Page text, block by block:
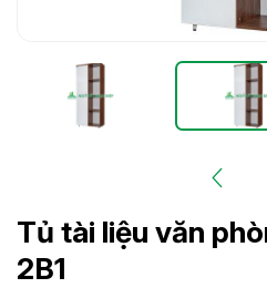
Tủ tài liệu văn
2B1